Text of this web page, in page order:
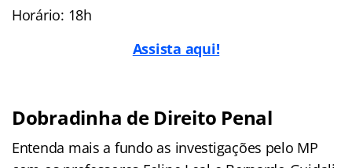
Horário: 18h
Assista aqui!
Dobradinha de Direito Penal
Entenda mais a fundo as investigações pelo MP